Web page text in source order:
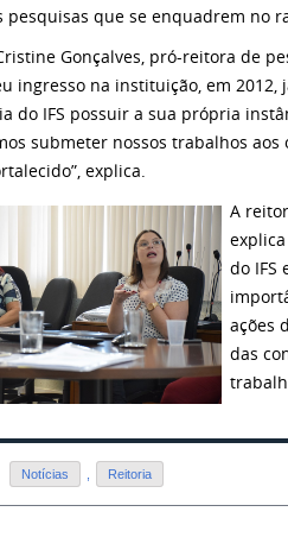
pesquisas que se enquadrem no
Gonçalves, pró-reitora de
ingresso na instituição, em
do IFS possuir a sua própria
submeter nossos trabalhos
explica.
A
do IFS
ações
das
Notícias Reitoria